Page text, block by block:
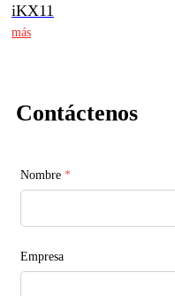
iKX11
más
Contáctenos
Nombre *
Empresa